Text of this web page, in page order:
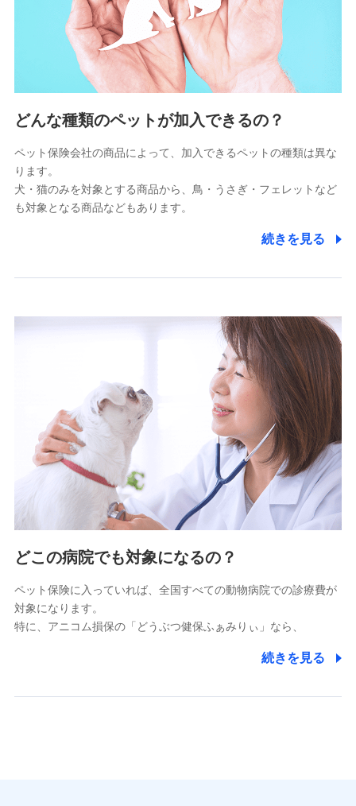
上記に係る連絡・手続き・管理等付帯業務を行うため
5.通話録音にて取得する情報
電話対応の品質向上およびお問合せ内容の正確な把握のため
6.採用応募者の個人情報
7.社員（従業者）の個人情報
人事･勤怠･健康・労務等の管理、給与支給、福利厚生・採用
退職関連処理等の各種手続きのため、当社と従業員または従
のため
各種お問い合わせに対応するため
10.受託業務の 個人情報
受託業務の遂行およびこれらに準ずる業務の遂行のため
11.マイカー通勤管理クラウド並びに法人向けASPサー
ビスに関してのお問い合わせ情報
各種お問い合わせに対応するため
をお送りするため
アンケートの送付のため
分析するため
当社の対応品質向上やお問い合わせ内容の正確な把握のため
個人情報保護管理者の職名、連絡先
株式会社ドコモ・インシュアランス 営業部長
どんな種類のペットが加入できるの？
ペット保険会社の商品によって、加入できるペットの種類は異な
ります。
犬・猫のみを対象とする商品から、鳥・うさぎ・フェレットなど
も対象となる商品などもあります。
続きを見る
どこの病院でも対象になるの？
ペット保険に入っていれば、全国すべての動物病院での診療費が
対象になります。
特に、アニコム損保の「どうぶつ健保ふぁみりぃ」なら、
続きを見る